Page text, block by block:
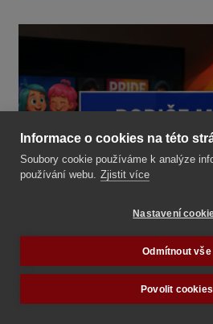
Informace o cookies na této
Soubory cookie používáme k analýze
používání webu. Zjistit více
Nastavení
Odmítnout vše
Povolit cookies